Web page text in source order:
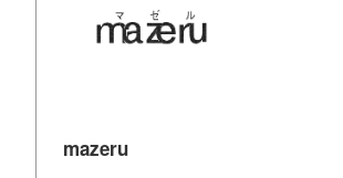
mazeru